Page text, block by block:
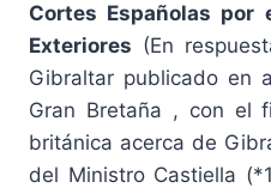
Cortes Españolas
Exteriores (En
Gibraltar publicado en
Gran Bretaña , con el
británica acerca de
del Ministro Castiella